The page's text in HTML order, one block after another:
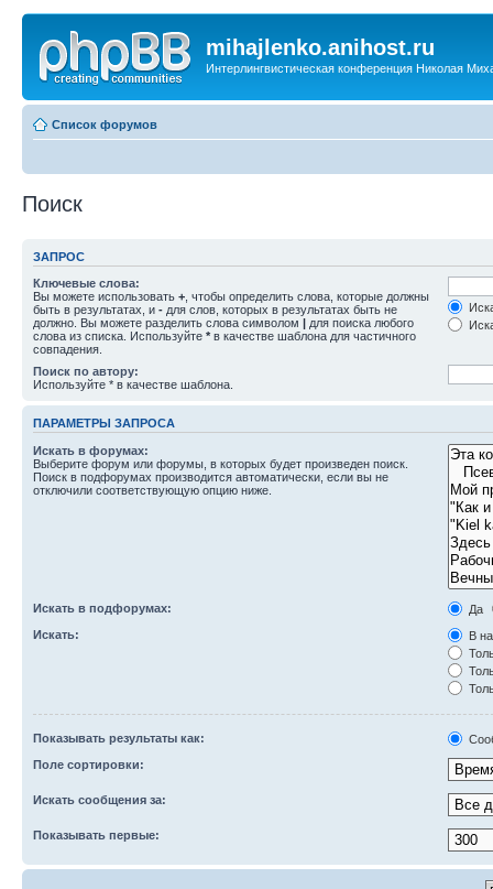
mihajlenko.anihost.ru
Интерлингвистическая конференция Николая
Список форумов
Поиск
ЗАПРОС
Ключевые слова:
Вы можете использовать + , чтобы определить слова, которые должны
быть в результатах, и - для слов, которых в результатах быть не
должно. Вы можете разделить слова символом | для поиска любого
слова из списка. Используйте * в качестве шаблона для частичного
совпадения.
Поиск по автору:
Используйте * в качестве шаблона.
ПАРАМЕТРЫ ЗАПРОСА
Искать в форумах:
Выберите форум или форумы, в которых будет произведен поиск.
Поиск в подфорумах производится автоматически, если вы не
отключили соответствующую опцию ниже.
Искать в подфорумах:
Да
Искать:
В
Показывать результаты как:
Поле сортировки:
Искать сообщения за:
Показывать первые: